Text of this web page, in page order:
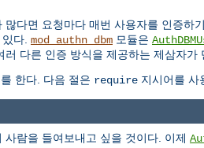
다면 요청마다 매번 사용자를 인증하
다. mod_authn_dbm 모듈은
러 다른 인증 방식을 제공하는 제삼자가
한다. 다음 절은 require 지시어를 사
람을 들여보내고 싶을 것이다. 이제